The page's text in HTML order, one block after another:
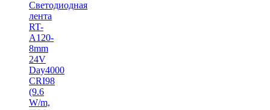
Светодиодная
лента
RT-
A120-
8mm
24V
Day4000
CRI98
(9.6
W/m,